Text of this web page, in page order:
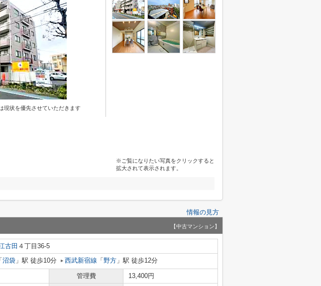
現状を優先させていただきます
※ご覧になりたい写真をクリックすると
拡大されて表示されます。
情報の見方
【中古マンション】
古田 ４丁目36-5
「 沼袋 」駅 徒歩10分 西武新宿線 「 野方 」駅 徒歩12分
管理費
13,400円